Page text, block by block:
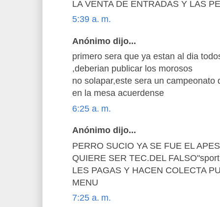
LA VENTA DE ENTRADAS Y LAS
5:39 a. m.
Anónimo dijo...
primero sera que ya estan al dia
,deberian publicar los morosos
no solapar,este sera un campeonato
en la mesa acuerdense
6:25 a. m.
Anónimo dijo...
PERRO SUCIO YA SE FUE EL
QUIERE SER TEC.DEL
LES PAGAS Y HACEN COLECTA
MENU
7:25 a. m.